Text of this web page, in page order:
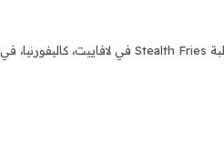
لقطة مقرّبة لشعار Lamb Weston المطبوع على علبة Stealth Fries في لافاييت، كاليفورنيا، في